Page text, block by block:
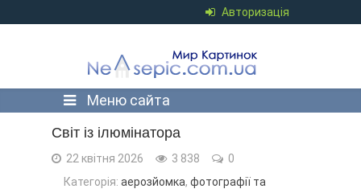
Авторизація
Меню сайта
Світ із ілюмінатора
22 квітня 2026 3 838
0
Категорія: аерозйомка, фотографії та